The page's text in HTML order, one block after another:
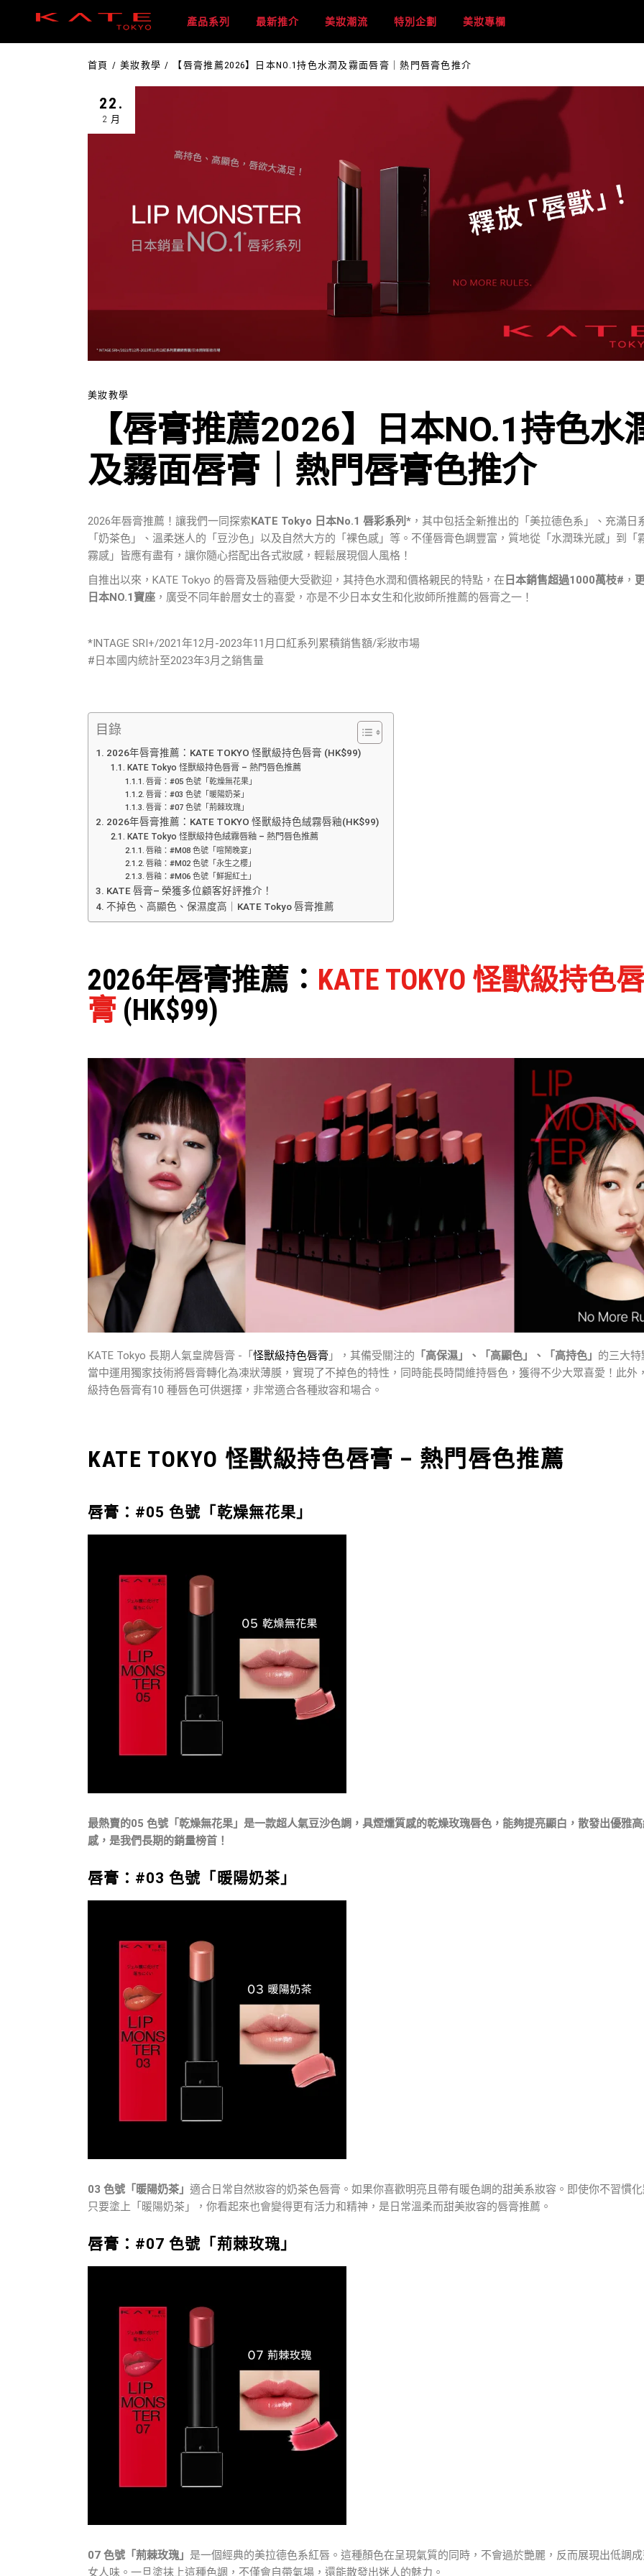
產品系列 最新推介 美妝潮流 特別企劃 美妝專欄
首頁 美妝教學 【唇膏推薦2026】日本NO.1持色水潤及霧面唇膏｜熱門唇膏色推介
22.
2 月
美妝教學
【唇膏推薦2026】日本NO.1持色水
及霧面唇膏｜熱門唇膏色推介
2026年唇膏推薦！讓我們一同探索KATE Tokyo 日本No.1 唇彩系列* ，其中包括全新推出的「美拉德色系」、充滿日
「奶茶色」、溫柔迷人的「豆沙色」以及自然大方的「裸色感」等。不僅唇膏色調豐富，質地從「水潤珠光感」到「
霧感」皆應有盡有，讓你隨心搭配出各式妝感，輕鬆展現個人風格！
自推出以來，KATE Tokyo 的唇膏及唇釉便大受歡迎，其持色水潤和價格親民的特點，在 日本銷售超過1000萬枝# ，
日本NO.1寶座 ，廣受不同年齡層女士的喜愛，亦是不少日本女生和化妝師所推薦的唇膏之一！
*INTAGE SRI+/2021年12月-2023年11月口紅系列累積銷售額/彩妝市場
#日本國内統計至2023年3月之銷售量
目錄
2026年唇膏推薦：KATE TOKYO 怪獸級持色唇膏 (HK$99)
KATE Tokyo 怪獸級持色唇膏 – 熱門唇色推薦
唇膏：#05 色號「乾燥無花果」
唇膏：#03 色號「暖陽奶茶」
唇膏：#07 色號「荊棘玫瑰」
2026年唇膏推薦：KATE TOKYO 怪獸級持色絨霧唇釉(HK$99)
KATE Tokyo 怪獸級持色絨霧唇釉 – 熱門唇色推薦
唇釉：#M08 色號「喧鬧晚宴」
唇釉：#M02 色號「永生之櫻」
唇釉：#M06 色號「鮮掘紅土」
KATE 唇膏– 榮獲多位顧客好評推介！
不掉色、高顯色、保濕度高｜KATE Tokyo 唇膏推薦
2026年唇膏推薦： KATE TOKYO 怪獸級持色唇
膏 (HK$99)
KATE Tokyo 長期人氣皇牌唇膏 -「 怪獸級持色唇膏 」，其備受關注的 「高保濕」、「高顯色」、「高持色」 的三大特
當中運用獨家技術將唇膏轉化為凍狀薄膜，實現了不掉色的特性，同時能長時間維持唇色，獲得不少大眾喜愛！此外
級持色唇膏有10 種唇色可供選擇，非常適合各種妝容和場合。
KATE TOKYO 怪獸級持色唇膏 – 熱門唇色推薦
唇膏：#05 色號「乾燥無花果」
最熱賣的05 色號「乾燥無花果」 是一款超人氣豆沙色調，具煙燻質感的乾燥玫瑰唇色，能夠提亮顯白，散發出優雅
感，是我們長期的銷量榜首！
唇膏：#03 色號「暖陽奶茶」
03 色號「暖陽奶茶」 適合日常自然妝容的奶茶色唇膏。如果你喜歡明亮且帶有暖色調的甜美系妝容。即使你不習慣
只要塗上「暖陽奶茶」，你看起來也會變得更有活力和精神，是日常溫柔而甜美妝容的唇膏推薦。
唇膏：#07 色號「荊棘玫瑰」
07 色號「荊棘玫瑰」 是一個經典的美拉德色系紅唇。這種顏色在呈現氣質的同時，不會過於艷麗，反而展現出低調
女人味。一旦塗抹上這種色調，不僅會自帶氣場，還能散發出迷人的魅力。